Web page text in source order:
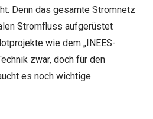
Denn das gesamte Stromnetz
Stromfluss aufgerüstet
wie dem „INEES-
zwar, doch für den
es noch wichtige